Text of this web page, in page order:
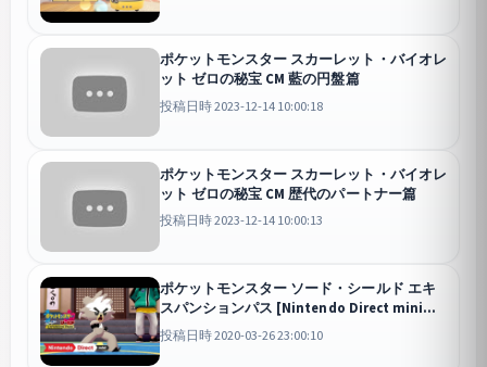
ポケットモンスター スカーレット・バイオレ
ット ゼロの秘宝 CM 藍の円盤篇
投稿日時 2023-12-14 10:00:18
ポケットモンスター スカーレット・バイオレ
ット ゼロの秘宝 CM 歴代のパートナー篇
投稿日時 2023-12-14 10:00:13
ポケットモンスター ソード・シールド エキ
スパンションパス [Nintendo Direct mini
2020.3.26]
投稿日時 2020-03-26 23:00:10